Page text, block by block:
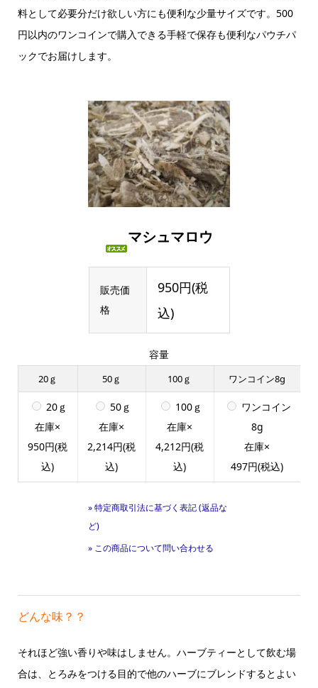
料として必要分だけ欲しい方にも便利な少量サイズです。500
円以内のワンコインで購入できる手軽で保存も便利なパウチパ
ックでお届けします。
マシュマロウ
販売価
格
950円(税
込)
容量
20ｇ 50ｇ 100ｇ ワンコイン8g
20ｇ
在庫×
950円(税
込)
50ｇ
在庫×
2,214円(税
込)
100ｇ
在庫×
4,212円(税
込)
ワンコイン
8g
在庫×
497円(税込)
» 特定商取引法に基づく表記 (返品な
ど)
» この商品について問い合わせる
どんな味？？
それほど強い香りや味はしません。ハーブティーとして飲む場
合は、とろみをつける目的で他のハーブにブレンドするとよい